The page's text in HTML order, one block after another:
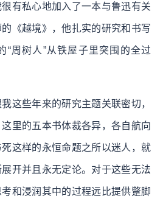
有私心地加入了一本与鲁迅有关
《越境》，他扎实的研究和书写
“周树人”从铁屋子里突围的全过
这些年来的研究主题关联密切，
里的五本书体裁各异，各自航向
这样的永恒命题之所以迷人，就
开并且永无定论。对于这些无法
和浸润其中的过程远比提供蹩脚